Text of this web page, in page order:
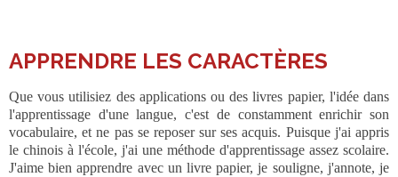
APPRENDRE LES CARACTÈRES
Que vous utilisiez des applications ou des livres papier, l'idée dans
l'apprentissage d'une langue, c'est de constamment enrichir son
vocabulaire, et ne pas se reposer sur ses acquis. Puisque j'ai appris
le chinois à l'école, j'ai une méthode d'apprentissage assez scolaire.
J'aime bien apprendre avec un livre papier, je souligne, j'annote, je